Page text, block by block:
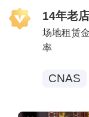
14年老店
场地租赁
率
CNAS